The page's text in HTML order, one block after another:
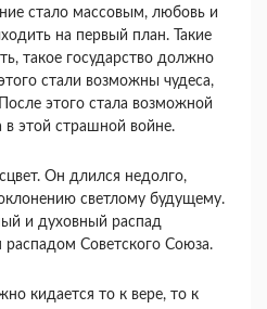
стало массовым, любовь и
на первый план. Такие
такое государ­ство должно
стали возможны чудеса,
этого стала возможной
в этой страшной войне.
Он длился не­долго,
свет­лому будущему.
и духовный распад
Советского Союза.
кидается то к вере, то к